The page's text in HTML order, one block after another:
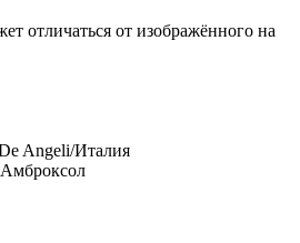
отличаться от изображённого на
Angeli/Италия
Амброксол